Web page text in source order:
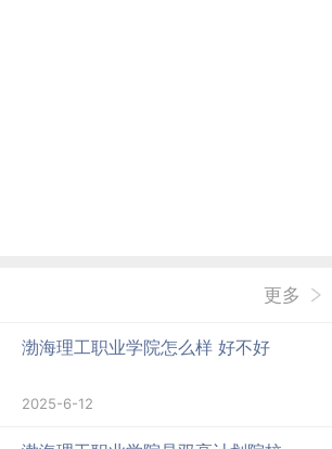
更多
渤海理工职业学院怎么样 好不好
2025-6-12